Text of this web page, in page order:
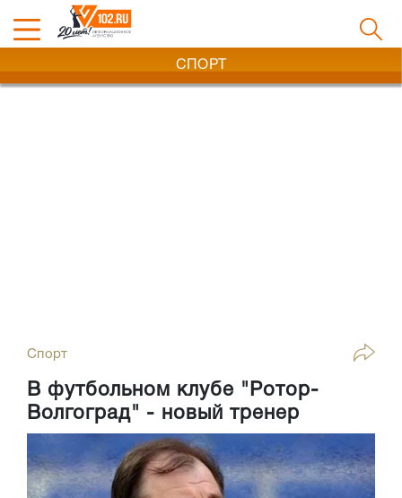
СПОРТ
Спорт
В футбольном клубе "Ротор-
Волгоград" - новый тренер